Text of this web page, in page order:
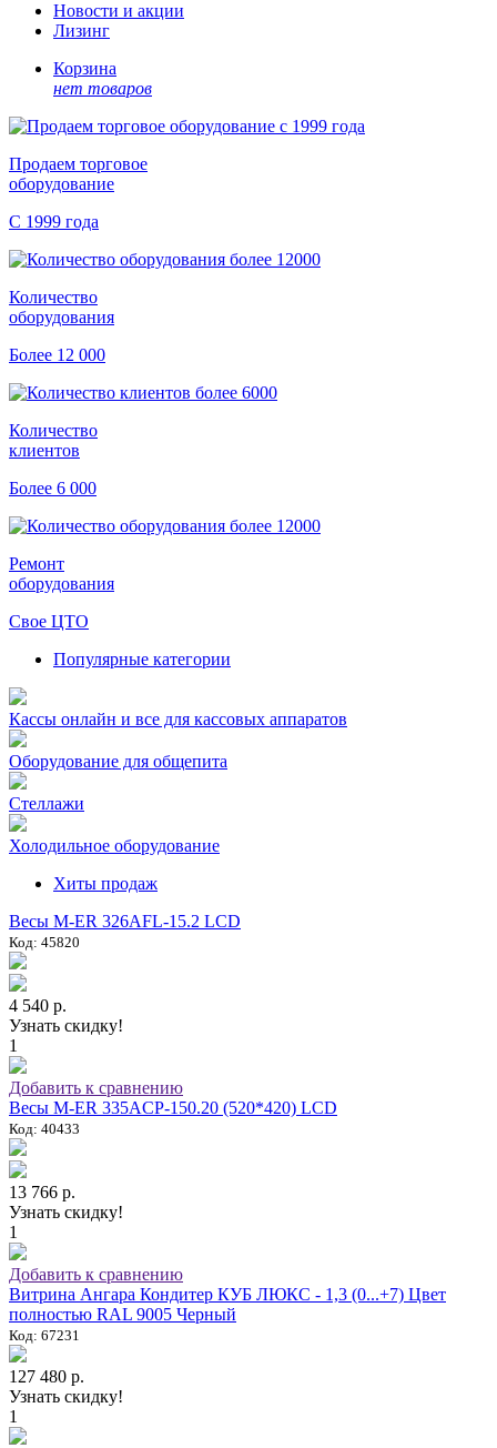
Новости и акции
Лизинг
Корзина
нет товаров
Продаем торговое
оборудование
С 1999 года
Количество
оборудования
Более 12 000
Количество
клиентов
Более 6 000
Ремонт
оборудования
Свое ЦТО
Популярные категории
Кассы онлайн и все для кассовых аппаратов
Оборудование для общепита
Стеллажи
Холодильное оборудование
Хиты продаж
Весы M-ER 326AFL-15.2 LCD
Код: 45820
4 540 р.
Узнать скидку!
1
Добавить к сравнению
Весы M-ER 335ACP-150.20 (520*420) LCD
Код: 40433
13 766 р.
Узнать скидку!
1
Добавить к сравнению
Витрина Ангара Кондитер КУБ ЛЮКС - 1,3 (0...+7) Цвет
полностью RAL 9005 Черный
Код: 67231
127 480 р.
Узнать скидку!
1